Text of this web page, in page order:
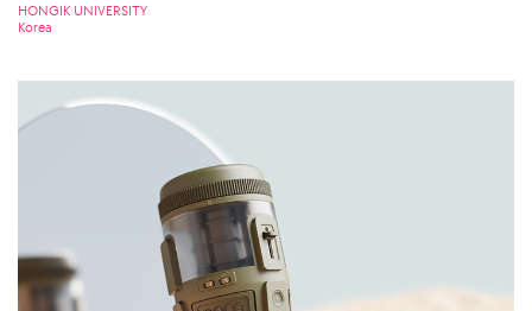
HONGIK UNIVERSITY
Korea